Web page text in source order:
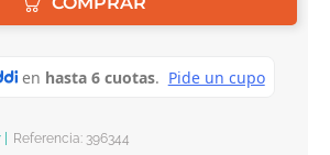
Referencia: 396344